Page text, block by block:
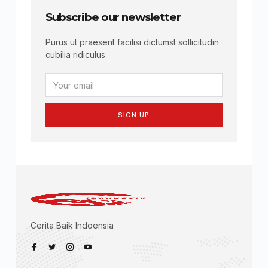
Subscribe our newsletter
Purus ut praesent facilisi dictumst sollicitudin
cubilia ridiculus.
SIGN UP
Cerita Baik Indoensia